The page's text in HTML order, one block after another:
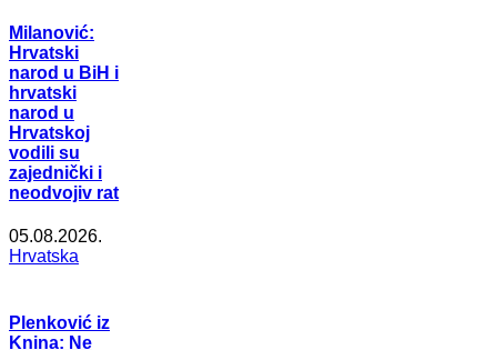
Milanović:
Hrvatski
narod u BiH i
hrvatski
narod u
Hrvatskoj
vodili su
zajednički i
neodvojiv rat
05.08.2026.
Hrvatska
Plenković iz
Knina: Ne